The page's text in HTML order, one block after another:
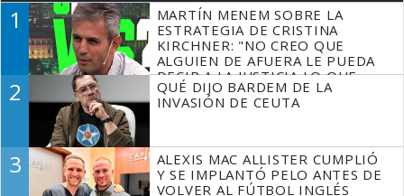
1
MARTÍN MENEM SOBRE LA
ESTRATEGIA DE CRISTINA
KIRCHNER: "NO CREO QUE
ALGUIEN DE AFUERA LE PUEDA
DECIR A LA JUSTICIA LO QUE
TIENE QUE HACER"
2
QUÉ DIJO BARDEM DE LA
INVASIÓN DE CEUTA
3
ALEXIS MAC ALLISTER CUMPLIÓ
Y SE IMPLANTÓ PELO ANTES DE
VOLVER AL FÚTBOL INGLÉS